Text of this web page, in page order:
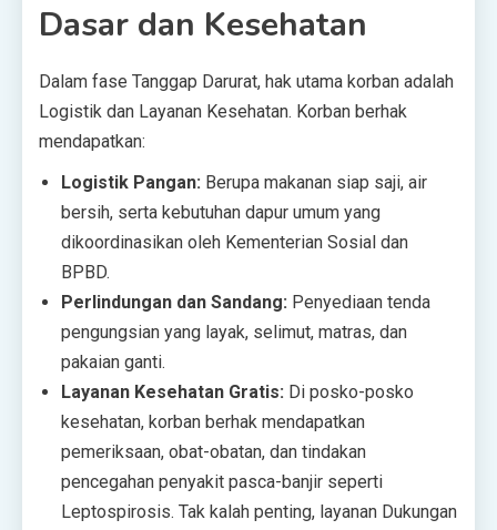
Dasar dan Kesehatan
Dalam fase Tanggap Darurat, hak utama korban adalah
Logistik dan Layanan Kesehatan. Korban berhak
mendapatkan:
Logistik Pangan: Berupa makanan siap saji, air
bersih, serta kebutuhan dapur umum yang
dikoordinasikan oleh Kementerian Sosial dan
BPBD.
Perlindungan dan Sandang: Penyediaan tenda
pengungsian yang layak, selimut, matras, dan
pakaian ganti.
Layanan Kesehatan Gratis: Di posko-posko
kesehatan, korban berhak mendapatkan
pemeriksaan, obat-obatan, dan tindakan
pencegahan penyakit pasca-banjir seperti
Leptospirosis. Tak kalah penting, layanan Dukungan